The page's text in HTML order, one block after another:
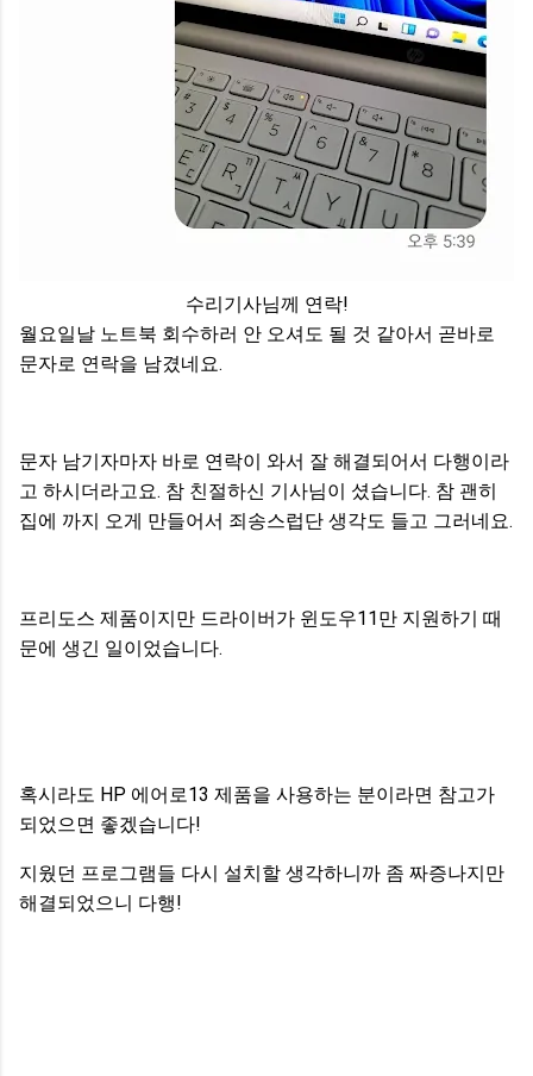
수리기사님께 연락!
월요일날 노트북 회수하러 안 오셔도 될 것 같아서 곧바로
문자로 연락을 남겼네요.
문자 남기자마자 바로 연락이 와서 잘 해결되어서 다행이라
고 하시더라고요. 참 친절하신 기사님이 셨습니다. 참 괜히
집에 까지 오게 만들어서 죄송스럽단 생각도 들고 그러네요.
프리도스 제품이지만 드라이버가 윈도우11만 지원하기 때
문에 생긴 일이었습니다.
혹시라도 HP 에어로13 제품을 사용하는 분이라면 참고가
되었으면 좋겠습니다!
지웠던 프로그램들 다시 설치할 생각하니까 좀 짜증나지만
해결되었으니 다행!